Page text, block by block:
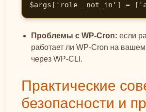
$args['role__not_in'] =
Проблемы с WP-Cron: если
работает ли WP-Cron на
через WP-CLI.
Практические
безопасности и